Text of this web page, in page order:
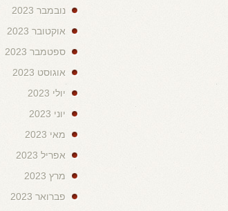
נובמבר 2023
אוקטובר 2023
ספטמבר 2023
אוגוסט 2023
יולי 2023
יוני 2023
מאי 2023
אפריל 2023
מרץ 2023
פברואר 2023